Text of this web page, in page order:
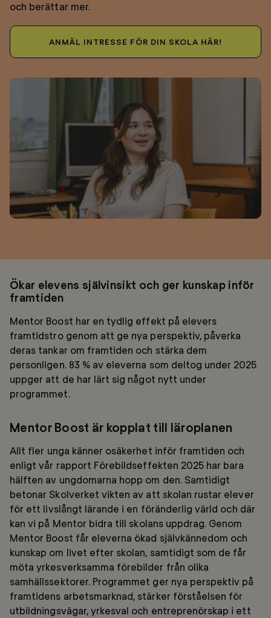
och berättar mer.
ANMÄL INTRESSE FÖR DIN SKOLA HÄR!
Ökar elevens självinsikt och ger kunskap inför
framtiden
Mentor Boost har en tydlig effekt på elevers
framtidstro genom att ge nya perspektiv, påverka
deras tankar om framtiden och stärka dem
personligen. 83 % av eleverna som deltog under 2025
uppger att de har lärt sig något nytt under
programmet.
Mentor Boost är kopplat till läroplanen
Allt fler unga känner osäkerhet inför framtiden och
enligt vår rapport Förebildseffekten 2025 har bara
hälften av ungdomarna hopp om den. Samtidigt
betonar Skolverket vikten av att skolan rustar elever
för ett livslångt lärande i en föränderlig värld och där
kan vi på Mentor bidra till skolans uppdrag. Genom
Mentor Boost får eleverna ökad självkännedom och
kunskap om livet efter skolan, samtidigt som de får
möta yrkesverksamma förebilder från olika
samhällssektorer. Programmet ger nya perspektiv på
framtidens arbetsmarknad, stärker förståelsen för
utbildningsvägar, yrkesval och entreprenörskap i ett